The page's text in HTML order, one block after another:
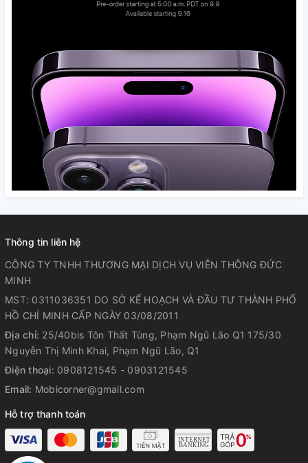
Thông tin liên hệ
CÔNG TY TNHH THƯƠNG MẠI DỊCH VỤ VIỄN THÔNG ĐỨC
MINH
MST: 0311036351 DO SỞ KẾ HOẠCH VÀ ĐẦU TƯ THÀNH PHỐ
HỒ CHÍ MINH CẤP NGÀY 03/08/2011
Địa chỉ: 25/40bis Tôn Thất Tùng, Phạm Ngũ Lão Q1 175/30
Nguyễn Thị Minh Khai, Phạm Ngũ Lão, Q1
Điện thoại: 0908121545 - 0903121545
Email: Mobicorner@gmail.com
Hỗ trợ thanh toán